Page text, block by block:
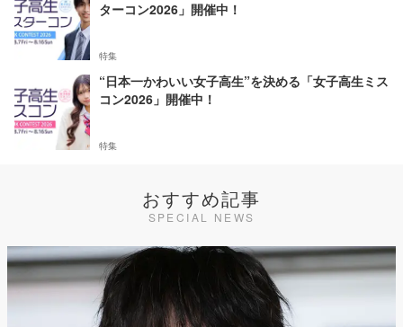
ターコン2026」開催中！
特集
“日本一かわいい女子高生”を決める「女子高生ミス
コン2026」開催中！
特集
おすすめ記事
SPECIAL NEWS